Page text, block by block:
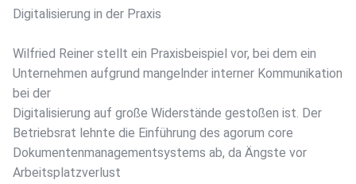
Digitalisierung in der Praxis
Wilfried Reiner stellt ein Praxisbeispiel vor, bei dem ein
Unternehmen aufgrund mangelnder interner Kommunikation
bei der
Digitalisierung auf große Widerstände gestoßen ist. Der
Betriebsrat lehnte die Einführung des agorum core
Dokumentenmanagementsystems ab, da Ängste vor
Arbeitsplatzverlust